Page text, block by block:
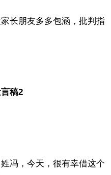
长朋友多多包涵，批判指
稿2
冯，今天，很有幸借这个